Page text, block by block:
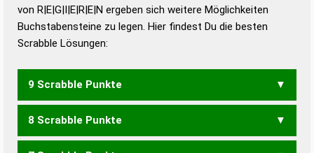
Duden – Die deutsche Grammatik
Duden – Deutsches
von R|E|G|I|E|R|E|N ergeben sich weitere Möglichkeiten
Buchstabensteine zu legen. Hier findest Du die besten
Scrabble Lösungen:
9 Scrabble Punkte
EGRENIER EIGNERER
8 Scrabble Punkte